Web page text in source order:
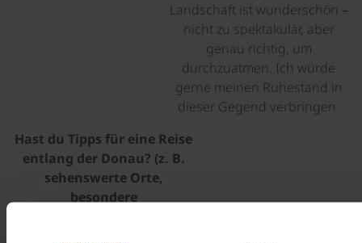
Landschaft ist wunderschön –
nicht zu spektakulär, aber
genau richtig, um
durchzuatmen. Ich würde
gerne meinen Ruhestand in
dieser Gegend verbringen.
Hast du Tipps für eine Reise
entlang der Donau? (z. B.
sehenswerte Orte,
besondere